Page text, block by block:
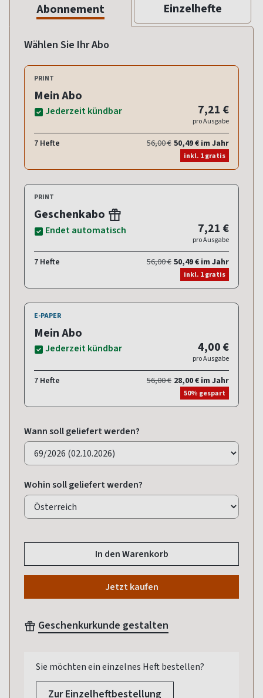
Abonnement Einzelhefte
Wählen Sie Ihr Abo
PRINT
Mein Abo
Jederzeit kündbar 7,21 €
pro Ausgabe
7 Hefte 56,00 € 50,49 € im Jahr
inkl. 1 gratis
PRINT
Geschenkabo
Endet automatisch 7,21 €
pro Ausgabe
7 Hefte 56,00 € 50,49 € im Jahr
inkl. 1 gratis
E-PAPER
Mein Abo
Jederzeit kündbar 4,00 €
pro Ausgabe
7 Hefte 56,00 € 28,00 € im Jahr
50% gespart
Wann soll geliefert werden?
Wohin soll geliefert werden?
In den Warenkorb
Jetzt kaufen
Geschenkurkunde gestalten
Sie möchten ein einzelnes Heft bestellen?
Zur Einzelheftbestellung